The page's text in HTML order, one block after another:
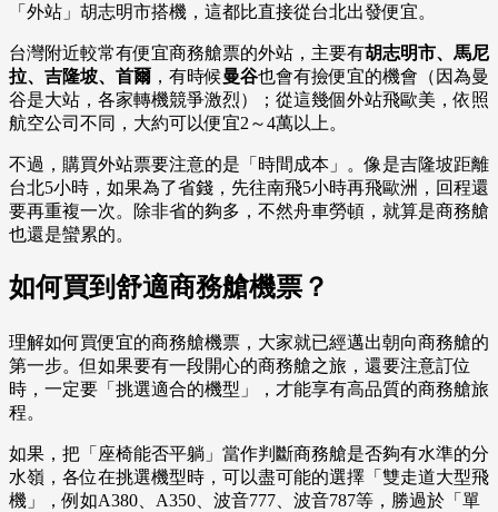
「外站」胡志明市搭機，這都比直接從台北出發便宜。
台灣附近較常有便宜商務艙票的外站，主要有胡志明市、馬尼
拉、吉隆坡、首爾 ，有時候曼谷也會有撿便宜的機會（因為曼
谷是大站，各家轉機競爭激烈）；從這幾個外站飛歐美，依照
航空公司不同，大約可以便宜2～4萬以上。
不過，購買外站票要注意的是「時間成本」。像是吉隆坡距離
台北5小時，如果為了省錢，先往南飛5小時再飛歐洲，回程還
要再重複一次。除非省的夠多，不然舟車勞頓，就算是商務艙
也還是蠻累的。
如何買到舒適商務艙機票？
理解如何買便宜的商務艙機票，大家就已經邁出朝向商務艙的
第一步。但如果要有一段開心的商務艙之旅，還要注意訂位
時，一定要「挑選適合的機型」，才能享有高品質的商務艙旅
程。
如果，把「座椅能否平躺」當作判斷商務艙是否夠有水準的分
水嶺，各位在挑選機型時，可以盡可能的選擇「雙走道大型飛
機」，例如A380、A350、波音777、波音787等，勝過於「單